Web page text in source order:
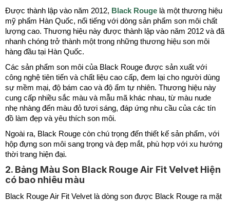
Được thành lập vào năm 2012, Black Rouge là một thương hiệu
mỹ phẩm Hàn Quốc, nổi tiếng với dòng sản phẩm son môi chất
lượng cao. Thương hiệu này được thành lập vào năm 2012 và đã
nhanh chóng trở thành một trong những thương hiệu son môi
hàng đầu tại Hàn Quốc.
Các sản phẩm son môi của Black Rouge được sản xuất với
công nghệ tiên tiến và chất liệu cao cấp, đem lại cho người dùng
sự mềm mại, độ bám cao và độ ẩm tự nhiên. Thương hiệu này
cung cấp nhiều sắc màu và mẫu mã khác nhau, từ màu nude
nhẹ nhàng đến màu đỏ tươi sáng, đáp ứng nhu cầu của các tín
đồ làm đẹp và yêu thích son môi.
Ngoài ra, Black Rouge còn chú trọng đến thiết kế sản phẩm, với
hộp đựng son môi sang trọng và đẹp mắt, phù hợp với xu hướng
thời trang hiện đại.
2. Bảng Màu Son Black Rouge Air Fit Velvet Hiện
có bao nhiêu màu
Black Rouge Air Fit Velvet là dòng son được Black Rouge ra mặt